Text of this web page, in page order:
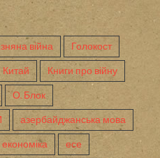
війна Голокост
Китай Книги про війну
О. Блок
азербайджанська мова
економіка есе